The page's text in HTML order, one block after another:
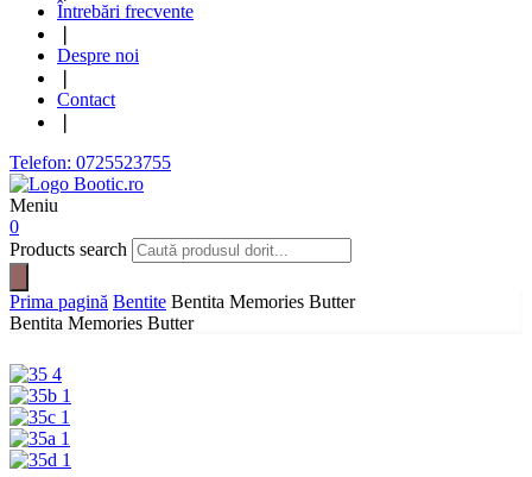
Întrebări frecvente
Despre noi
Contact
Telefon: 0725523755
Meniu
0
Products search
Prima pagină Bentite Bentita Memories Butter
Bentita Memories Butter